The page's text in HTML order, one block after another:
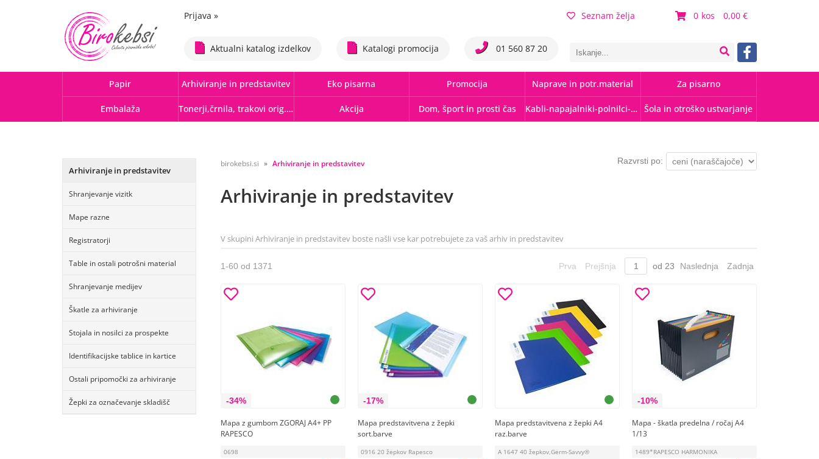
0 0,00
Prijava » Seznam želja
Aktualni katalog izdelkov Katalogi promocija 01 560 87 20
Papir Arhiviranje in predstavitev Eko pisarna Promocija Naprave in potr.material Za pisarno
Embalaža Tonerji,črnila, trakovi orig.-rec. Akcija Dom, šport in prosti čas Kabli-napajalniki-polnilci-hubi Šola in otroško ustvarjanje
Arhiviranje in predstavitev
Shranjevanje vizitk
Mape razne
Registratorji
Table in ostali potrošni material
Shranjevanje medijev
Škatle za arhiviranje
Stojala in nosilci za prospekte
Identifikacijske tablice in kartice
Ostali pripomočki za arhiviranje
Žepki za označevanje skladišč
birokebsi.si Arhiviranje in predstavitev Razvrsti po:
Arhiviranje in predstavitev
V skupini Arhiviranje in predstavitev boste našli vse kar potrebujete za vaš arhiv in predstavitev
1-60 od 1371 Prva Prejšnja od 23 Naslednja Zadnja
-34%
Mapa z gumbom ZGORAJ A4+ PP
RAPESCO
0698
-17%
Mapa predstavitvena z žepki
sort.barve
0916 20 žepkov Rapesco
Mapa predstavitvena z žepki A4
raz.barve
A 1647 40 žepkov,Germ-Savvy®
-10%
Mapa - škatla predelna / ročaj A4
1/13
1489*RAPESCO HARMONIKA